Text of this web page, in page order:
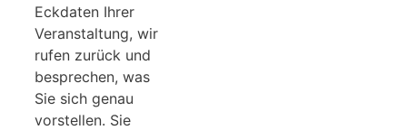
Eckdaten Ihrer
Veranstaltung, wir
rufen zurück und
besprechen, was
Sie sich genau
vorstellen. Sie